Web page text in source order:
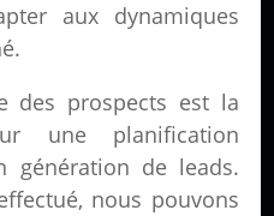
aux dynamiques
des prospects est la
une planification
génération de leads.
nous pouvons